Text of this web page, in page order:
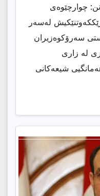
چوارچێوەی
لەسەر
سەرۆكوەزیران
لە زاری
شیعەكانی